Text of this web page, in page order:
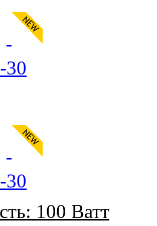
30
30
100 Ватт